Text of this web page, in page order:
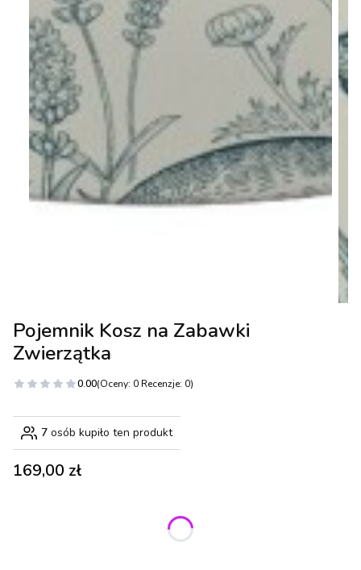
Pojemnik Kosz na Zabawki
Zwierzątka
0.00(Oceny: 0 Recenzje: 0)
7 osób kupiło ten produkt
Cena
169,00 zł
Poszczególne warianty mogą różnić się ceną